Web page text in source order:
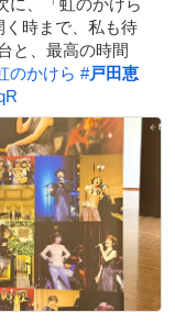
に、「虹のかけら
く時まで、私も待
と、最高の時間
のかけら #戸田恵